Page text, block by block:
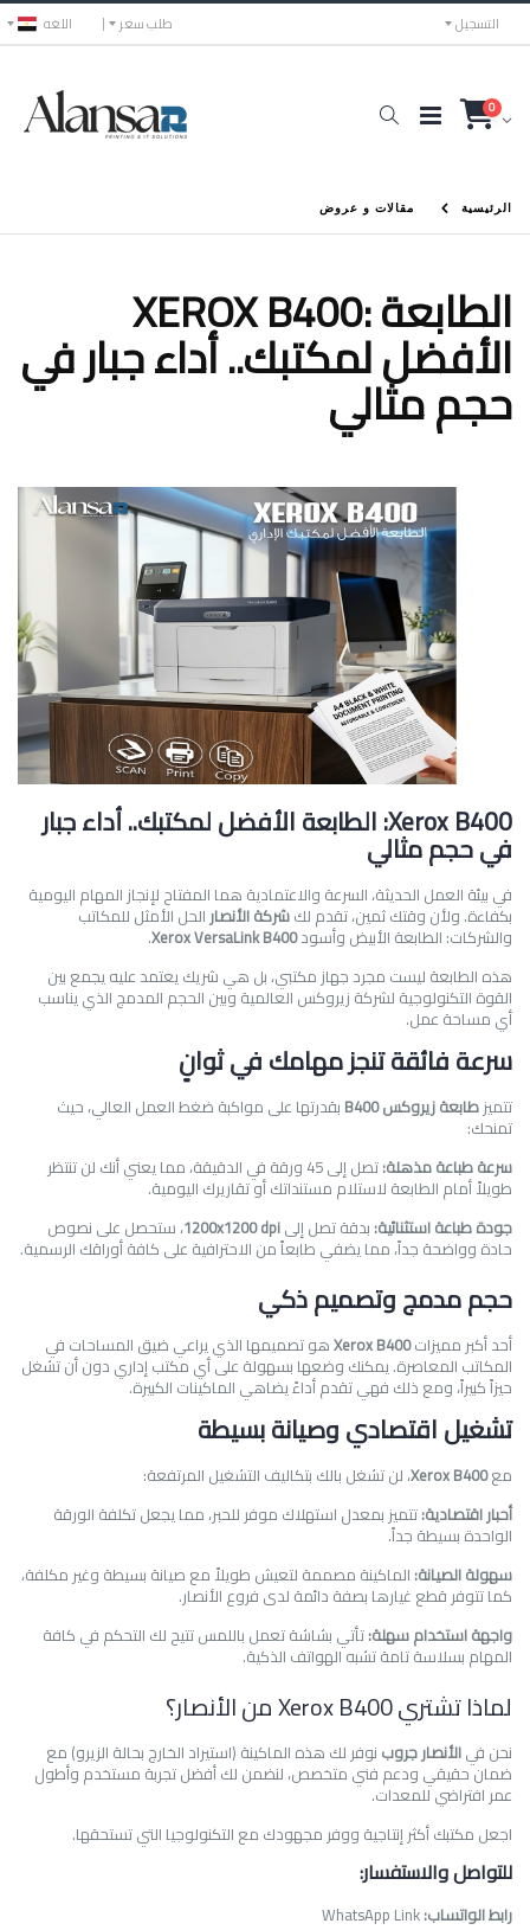
اللغه طلب سعر التسجيل
0
الرئيسية مقالات و عروض
XEROX B400: الطابعة
الأفضل لمكتبك.. أداء جبار في
حجم مثالي
Xerox B400: الطابعة الأفضل لمكتبك.. أداء جبار
في حجم مثالي
في بيئة العمل الحديثة، السرعة والاعتمادية هما المفتاح لإنجاز المهام اليومية
بكفاءة. ولأن وقتك ثمين، تقدم لكشركة الأنصار الحل الأمثل للمكاتب
والشركات: الطابعة الأبيض وأسودXerox VersaLink B400
.
هذه الطابعة ليست مجرد جهاز مكتبي، بل هي شريك يعتمد عليه يجمع بين
القوة التكنولوجية لشركة زيروكس العالمية وبين الحجم المدمج الذي يناسب
أي مساحة عمل.
سرعة فائقة تنجز مهامك في ثوانٍ
تتميز طابعة زيروكس B400 بقدرتها على مواكبة ضغط العمل العالي، حيث
تمنحك:
سرعة طباعة مذهلة:
تصل إلى 45 ورقة في الدقيقة، مما يعني أنك لن تنتظر
طويلاً أمام الطابعة لاستلام مستنداتك أو تقاريرك اليومية.
جودة طباعة استثنائية: بدقة تصل إلى1200x1200 dpi، ستحصل على نصوص
حادة وواضحة جداً، مما يضفي طابعاً من الاحترافية على كافة أوراقك الرسمية.
حجم مدمج وتصميم ذكي
أحد أكبر مميزاتXerox B400هو تصميمها الذي يراعي ضيق المساحات في
المكاتب المعاصرة. يمكنك وضعها بسهولة على أي مكتب إداري دون أن تشغل
حيزاً كبيراً، ومع ذلك فهي تقدم أداءً يضاهي الماكينات الكبيرة.
تشغيل اقتصادي وصيانة بسيطة
معXerox B400، لن تشغل بالك بتكاليف التشغيل المرتفعة:
أحبار اقتصادية:تتميز بمعدل استهلاك موفر للحبر، مما يجعل تكلفة الورقة
الواحدة بسيطة جداً.
سهولة الصيانة: الماكينة مصممة لتعيش طويلاً مع صيانة بسيطة وغير مكلفة،
كما تتوفر قطع غيارها بصفة دائمة لدى فروع الأنصار.
واجهة استخدام سهلة:تأتي بشاشة تعمل باللمس تتيح لك التحكم في كافة
المهام بسلاسة تامة تشبه الهواتف الذكية.
لماذا تشتري Xerox B400 من الأنصار؟
نحن فيالأنصار جروب نوفر لك هذه الماكينة (استيراد الخارج بحالة الزيرو) مع
ضمان حقيقي ودعم فني متخصص، لنضمن لك أفضل تجربة مستخدم وأطول
عمر افتراضي للمعدات.
اجعل مكتبك أكثر إنتاجية ووفر مجهودك مع التكنولوجيا التي تستحقها.
للتواصل والاستفسار:
رابط الواتساب:WhatsApp Link